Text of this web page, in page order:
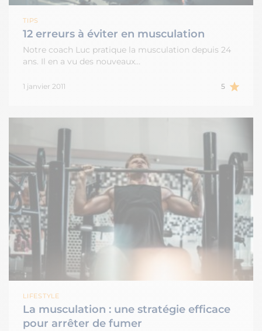
TIPS
12 erreurs à éviter en musculation
Notre coach Luc pratique la musculation depuis 24
ans. Il en a vu des nouveaux…
1 janvier 2011 5
LIFESTYLE
La musculation : une stratégie efficace
pour arrêter de fumer